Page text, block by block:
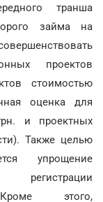
транша
займа на
проектов
стоимостью
оценка для
и проектных
Также целью
упрощение
этого,